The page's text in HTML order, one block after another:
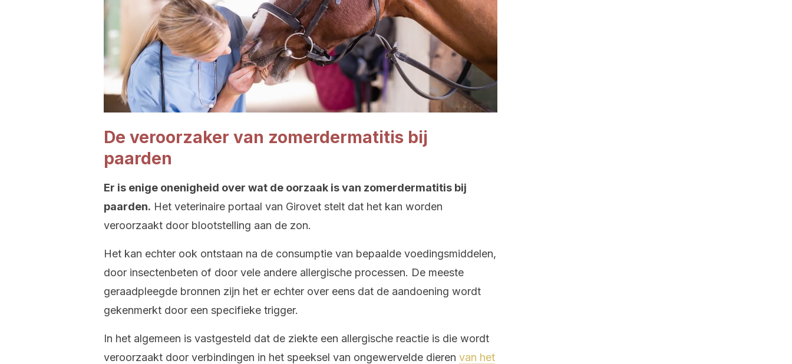
De veroorzaker van zomerdermatitis bij
paarden
Er is enige onenigheid over wat de oorzaak is van zomerdermatitis bij
paarden. Het veterinaire portaal van Girovet stelt dat het kan worden
veroorzaakt door blootstelling aan de zon.
Het kan echter ook ontstaan na de consumptie van bepaalde voedingsmiddelen,
door insectenbeten of door vele andere allergische processen. De meeste
geraadpleegde bronnen zijn het er echter over eens dat de aandoening wordt
gekenmerkt door een specifieke trigger.
In het algemeen is vastgesteld dat de ziekte een allergische reactie is die wordt
veroorzaakt door verbindingen in het speeksel van ongewervelde dieren van het